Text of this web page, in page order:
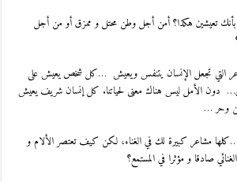
تعيشين هكذا؟ أمن أجل وطن محتل و ممزق أو من أجل
التي تجعل الإنسان يتنفس ويعيش …كل شخص يعيش على
دون الأمل ليس هناك معنى لحياتنا. كل إنسان شريف يعيش
وحر …
مشاعر كبيرة لك في الغناء، لكن كيف تعتصر الألام و
صادقا و مؤثرا في المستمع؟